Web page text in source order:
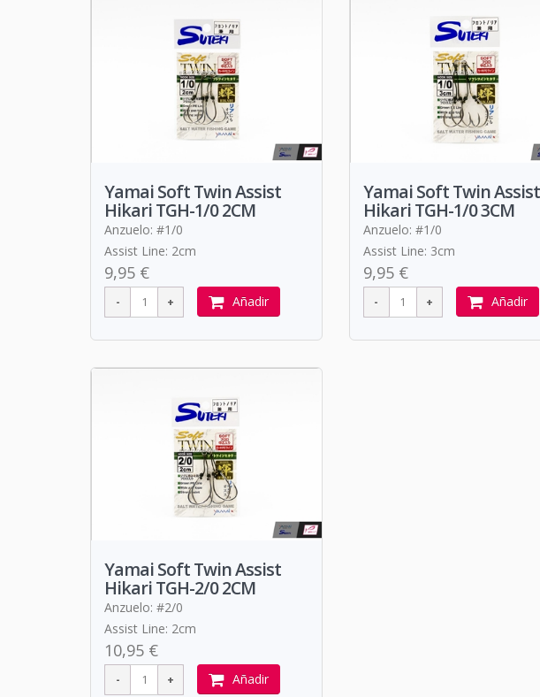
Yamai Soft Twin Assist
Hikari TGH-1/0 2CM
Anzuelo: #1/0
Assist Line: 2cm
9,95 €
Añadir
Yamai Soft Twin Assist
Hikari TGH-1/0 3CM
Anzuelo: #1/0
Assist Line: 3cm
9,95 €
Añadir
Yamai Soft Twin Assist
Hikari TGH-2/0 2CM
Anzuelo: #2/0
Assist Line: 2cm
10,95 €
Añadir